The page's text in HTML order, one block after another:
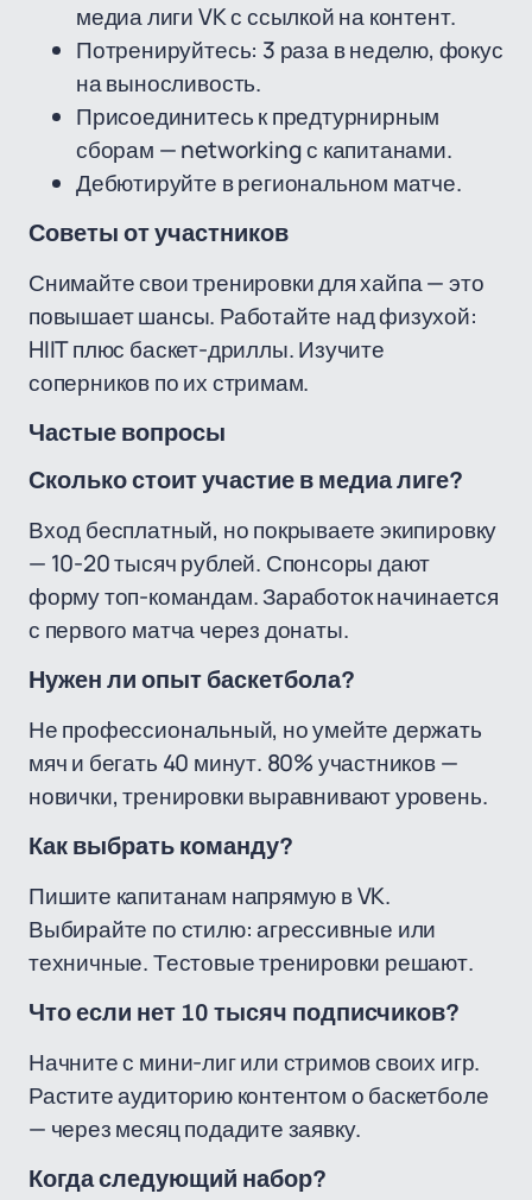
медиа лиги VK с ссылкой на контент.
Потренируйтесь: 3 раза в неделю, фокус
на выносливость.
Присоединитесь к предтурнирным
сборам — networking с капитанами.
Дебютируйте в региональном матче.
Советы от участников
Снимайте свои тренировки для хайпа — это
повышает шансы. Работайте над физухой:
HIIT плюс баскет-дриллы. Изучите
соперников по их стримам.
Частые вопросы
Сколько стоит участие в медиа лиге?
Вход бесплатный, но покрываете экипировку
— 10-20 тысяч рублей. Спонсоры дают
форму топ-командам. Заработок начинается
с первого матча через донаты.
Нужен ли опыт баскетбола?
Не профессиональный, но умейте держать
мяч и бегать 40 минут. 80% участников —
новички, тренировки выравнивают уровень.
Как выбрать команду?
Пишите капитанам напрямую в VK.
Выбирайте по стилю: агрессивные или
техничные. Тестовые тренировки решают.
Что если нет 10 тысяч подписчиков?
Начните с мини-лиг или стримов своих игр.
Растите аудиторию контентом о баскетболе
— через месяц подадите заявку.
Когда следующий набор?